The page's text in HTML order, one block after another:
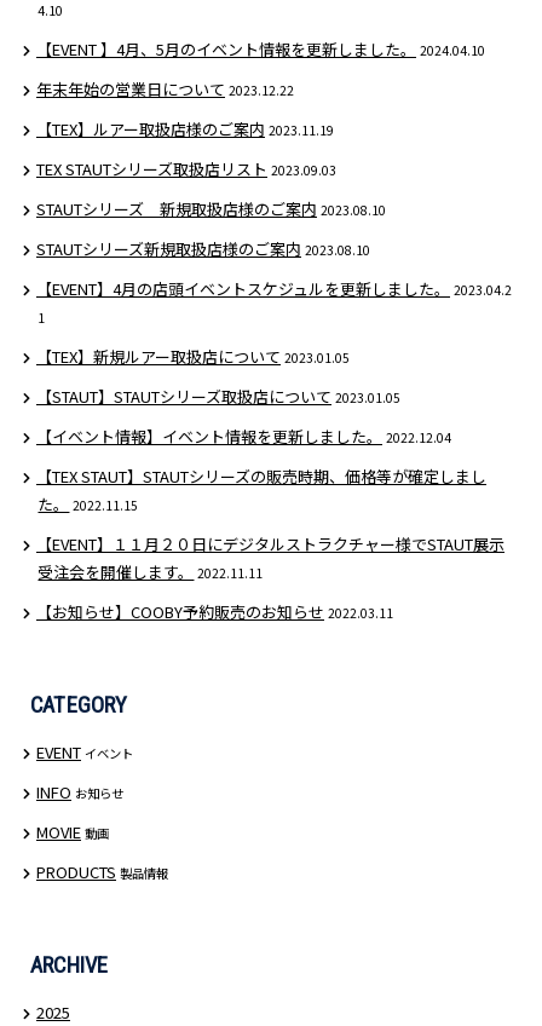
4.10
【EVENT 】4月、5月のイベント情報を更新しました。 2024.04.10
年末年始の営業日について 2023.12.22
【TEX】ルアー取扱店様のご案内 2023.11.19
TEX STAUTシリーズ取扱店リスト 2023.09.03
STAUTシリーズ 新規取扱店様のご案内 2023.08.10
STAUTシリーズ新規取扱店様のご案内 2023.08.10
【EVENT】4月の店頭イベントスケジュルを更新しました。
2023.04.2
1
【TEX】新規ルアー取扱店について 2023.01.05
【STAUT】STAUTシリーズ取扱店について 2023.01.05
【イベント情報】イベント情報を更新しました。 2022.12.04
【TEX STAUT】STAUTシリーズの販売時期、価格等が確定しまし
た。
2022.11.15
【EVENT】１１月２０日にデジタルストラクチャー様でSTAUT展示
受注会を開催します。
2022.11.11
【お知らせ】COOBY予約販売のお知らせ 2022.03.11
CATEGORY
EVENT イベント
INFO お知らせ
MOVIE 動画
PRODUCTS 製品情報
ARCHIVE
2025